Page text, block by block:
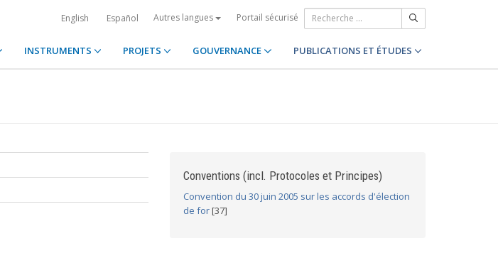
English Español Autres langues Portail sécurisé
INSTRUMENTS PROJETS GOUVERNANCE PUBLICATIONS ET ÉTUDES
Conventions (incl. Protocoles et Principes)
Convention du 30 juin 2005 sur les accords d'élection
de for[37]